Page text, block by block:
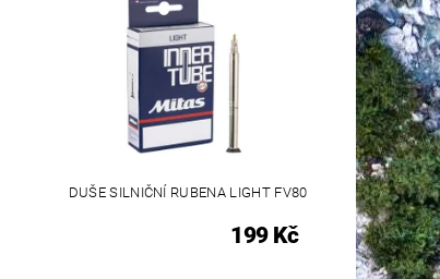
DUŠE SILNIČNÍ RUBENA LIGHT FV80
199 Kč